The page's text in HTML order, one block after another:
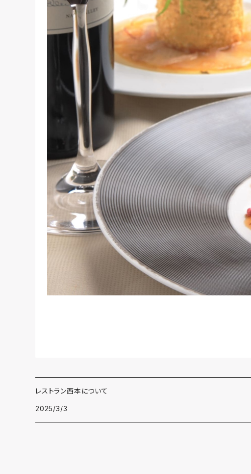
レストラン西本について
2025/3/3